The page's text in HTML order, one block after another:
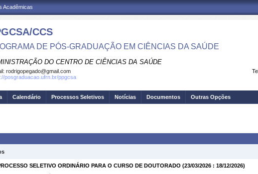
Acadêmicas
CCS
DE PÓS-GRADUAÇÃO EM CIÊNCIAS DA SAÚDE
DO CENTRO DE CIÊNCIAS DA SAÚDE
rodrigopegado@gmail.com
posgraduacao.ufrn.br/ppgcsa
Calendário Processos Seletivos Notícias Documentos Outras Opções
SELETIVO ORDINÁRIO PARA O CURSO DE DOUTORADO (23/03/2026 : 18/12/2026)